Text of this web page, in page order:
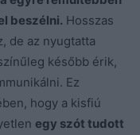
beszélni. Hosszas
de az nyugtatta
később érik,
Ez
hogy a kisfiú
egy szót tudott